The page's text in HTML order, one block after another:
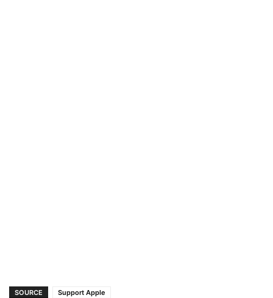
SOURCE Support Apple